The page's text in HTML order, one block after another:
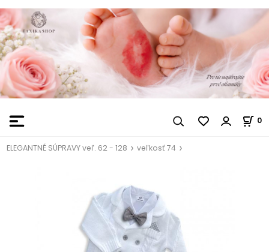
0
ELEGANTNÉ SÚPRAVY veľ. 62 - 128 veľkosť 74